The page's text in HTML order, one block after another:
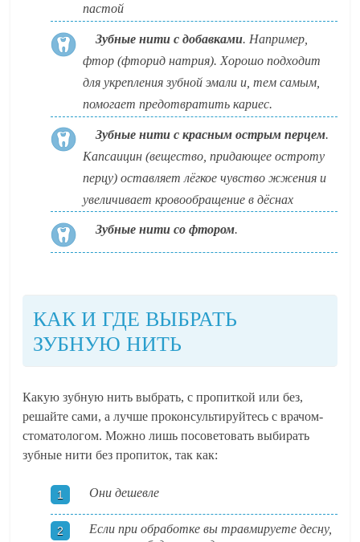
пастой
Зубные нити с добавками. Например,
фтор (фторид натрия). Хорошо подходит
для укрепления зубной эмали и, тем самым,
помогает предотвратить кариес.
Зубные нити с красным острым перцем.
Капсаицин (вещество, придающее остроту
перцу) оставляет лёгкое чувство жжения и
увеличивает кровообращение в дёснах
Зубные нити со фтором.
КАК И ГДЕ ВЫБРАТЬ
ЗУБНУЮ НИТЬ
Какую зубную нить выбрать, с пропиткой или без,
решайте сами, а лучше проконсультируйтесь с врачом-
стоматологом. Можно лишь посоветовать выбирать
зубные нити без пропиток, так как:
Они дешевле
Если при обработке вы травмируете десну,